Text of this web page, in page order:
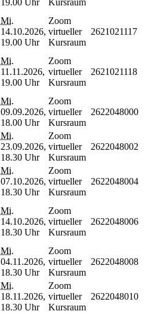
19.00 Uhr
Kursraum
Mi.
14.10.2026,
19.00 Uhr
Zoom
virtueller
Kursraum
2621021117
Mi.
11.11.2026,
19.00 Uhr
Zoom
virtueller
Kursraum
2621021118
Mi.
09.09.2026,
18.00 Uhr
Zoom
virtueller
Kursraum
2622048000
Mi.
23.09.2026,
18.30 Uhr
Zoom
virtueller
Kursraum
2622048002
Mi.
07.10.2026,
18.30 Uhr
Zoom
virtueller
Kursraum
2622048004
Mi.
14.10.2026,
18.30 Uhr
Zoom
virtueller
Kursraum
2622048006
Mi.
04.11.2026,
18.30 Uhr
Zoom
virtueller
Kursraum
2622048008
Mi.
18.11.2026,
18.30 Uhr
Zoom
virtueller
Kursraum
2622048010